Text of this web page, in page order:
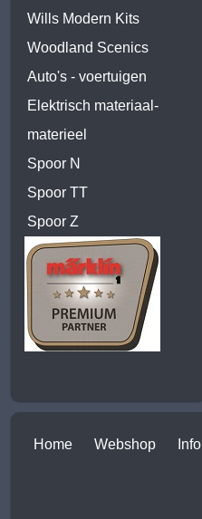
Wills Modern Kits
Woodland Scenics
Auto's - voertuigen
Elektrisch materiaal-
materieel
Spoor N
Spoor TT
Spoor Z
Home Webshop Info